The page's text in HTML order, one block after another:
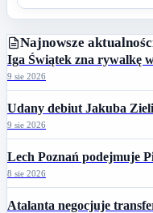
Najnowsze
Iga Świątek zna rywalkę
9 sie 2026
Udany debiut Jakuba
9 sie 2026
Lech Poznań podejmuje
8 sie 2026
Atalanta negocjuje